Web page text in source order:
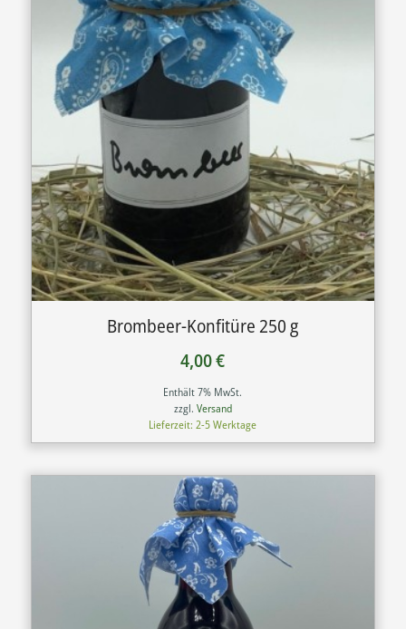
Brombeer-Konfitüre 250 g
4,00€
Enthält 7% MwSt.
zzgl. Versand
Lieferzeit: 2-5 Werktage